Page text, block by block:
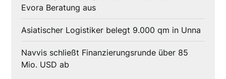
Evora Beratung aus
Asiatischer Logistiker belegt 9.000 qm in Unna
Navvis schließt Finanzierungsrunde über 85
Mio. USD ab